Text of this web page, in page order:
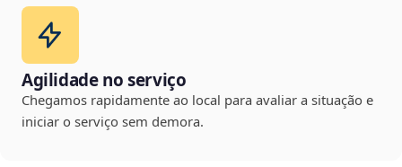
Agilidade no serviço
Chegamos rapidamente ao local para avaliar a situação e
iniciar o serviço sem demora.